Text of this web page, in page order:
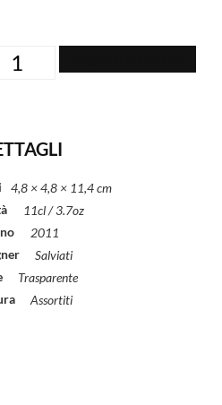
4,8 × 4,8 × 11,4 cm
11cl / 3.7oz
2011
Salviati
Trasparente
Assortiti